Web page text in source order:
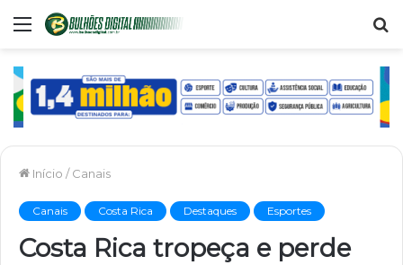
Menu
Início / Canais
Canais Costa Rica Destaques Esportes
Costa Rica tropeça e perde